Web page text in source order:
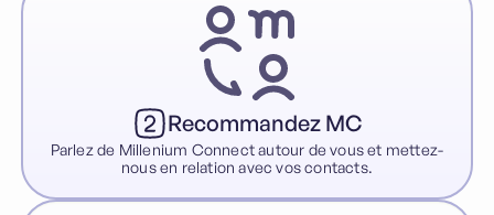
Recommandez MC
Parlez de Millenium Connect autour de vous et mettez-
nous en relation avec vos contacts.